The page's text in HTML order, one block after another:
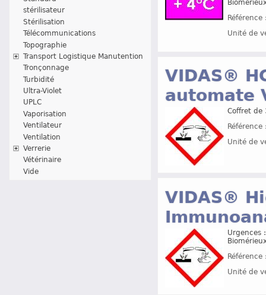
stérilisateur
Stérilisation
Télécommunications
Topographie
Transport Logistique Manutention
Tronçonnage
Turbidité
Ultra-Violet
UPLC
Vaporisation
Ventilateur
Ventilation
Verrerie
Vétérinaire
Vide
Unité de
VIDAS®
automate
Coffret
Unité de
VIDAS®
Urgences
Unité de